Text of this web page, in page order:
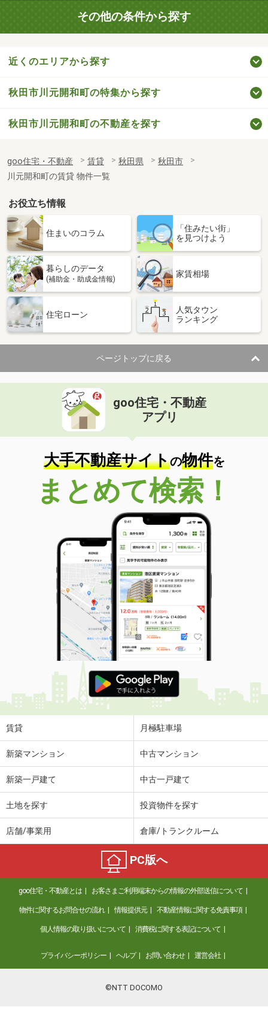
その他の条件から探す
近くのエリアから探す
秋田市川元開和町の特集から探す
秋田市川元開和町の不動産を探す
goo住宅・不動産 賃貸 秋田県
秋田市
川元開和町の賃貸 物件一覧
お役立ち情報
住まいのコラム
「住みたい街」
を見つけよう
暮らしのデータ
(補助金・助成金情報)
家賃相場
住宅ローン
人気タウン
ランキング
ページトップに戻る
goo住宅・不動産
アプリ
大手不動産サイトの物件を
まとめて検索！
賃貸 月極駐車場
新築マンション 中古マンション
新築一戸建て 中古一戸建て
土地を探す 投資物件を探す
店舗/事業用 倉庫/トランクルーム
PC版へ
goo住宅・不動産とは お客さまご利用端末からの情報の外部送信について
物件に関するお問合せの流れ 情報提供元 不動産情報に関する免責事項
個人情報の取り扱いについて 消費税に関する表記について
プライバシーポリシー ヘルプ お問い合わせ 運営会社
©NTT DOCOMO